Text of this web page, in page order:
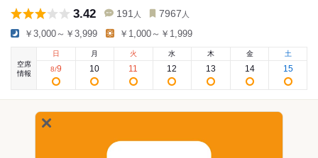
3.42 191 人 7967 人
￥3,000～￥3,999 ￥1,000～￥1,999
空席
情報
日
8/9
月
10
火
11
水
12
木
13
金
14
土
15